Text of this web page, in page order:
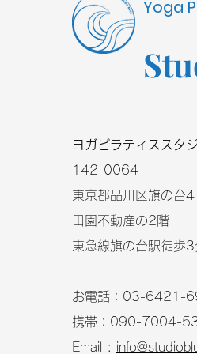
Yoga
ヨガピラティススタ
​142-0064
東京都品川区旗の台
田園不動産の2階
東急線旗の台駅徒歩3
お電話：03-6421-
携帯：090-7004-
Email :